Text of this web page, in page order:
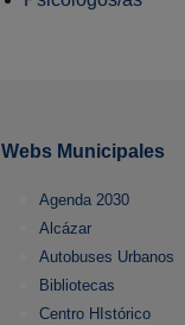
Webs Municipales
Agenda 2030
Alcázar
Autobuses Urbanos
Bibliotecas
Centro HIstórico